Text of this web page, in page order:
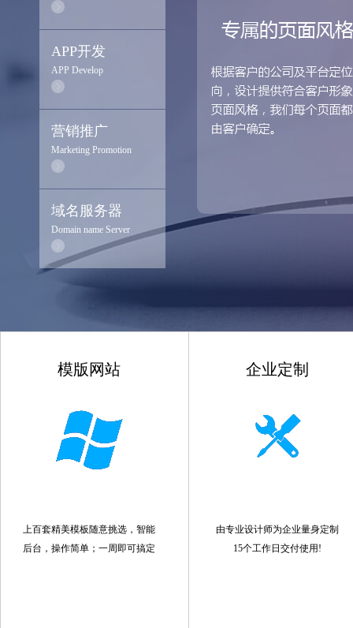
APP开发
APP Develop
营销推广
Marketing Promotion
域名服务器
Domain name Server
模版网站
上百套精美模板随意挑选，智能
后台，操作简单；一周即可搞定
企业定制
由专业设计师为企业量身定制
15个工作日交付使用!